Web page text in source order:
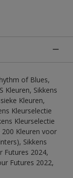
of Blues,
Kleuren, Sikkens
Kleuren,
Kleurselectie
Kleurselectie
200 Kleuren voor
Sikkens
Futures 2024,
Futures 2022,